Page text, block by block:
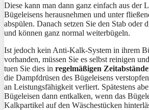
Diese kann man dann ganz einfach aus der
Bügeleisens herausnehmen und unter
abspülen. Danach setzen Sie den Stab oder
und können ganz normal weiterbügeln.
Ist jedoch kein Anti-Kalk-System in ihrem
vorhanden, müssen Sie es selbst reinigen
tuen Sie dies in regelmäßigen
die Dampfdrüsen des Bügeleisens
an Leistungsfähigkeit verliert. Spätestens
Bügeleisen dann entkalken, wenn das
Kalkpartikel auf den Wäschestücken